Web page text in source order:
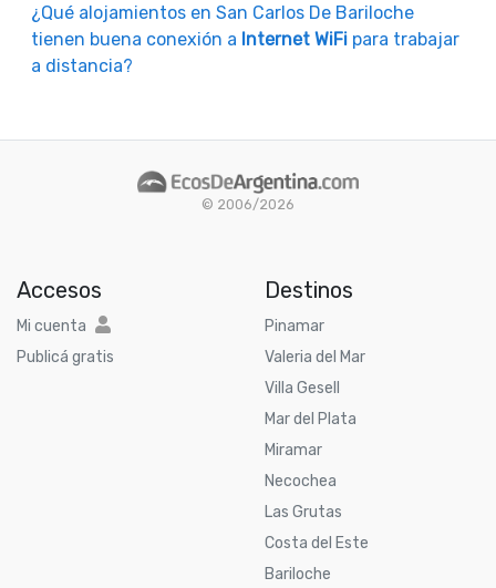
¿Qué alojamientos en San Carlos De Bariloche
tienen buena conexión a Internet WiFi para trabajar
a distancia?
© 2006/2026
Accesos
Mi cuenta
Publicá gratis
Destinos
Pinamar
Valeria del Mar
Villa Gesell
Mar del Plata
Miramar
Necochea
Las Grutas
Costa del Este
Bariloche